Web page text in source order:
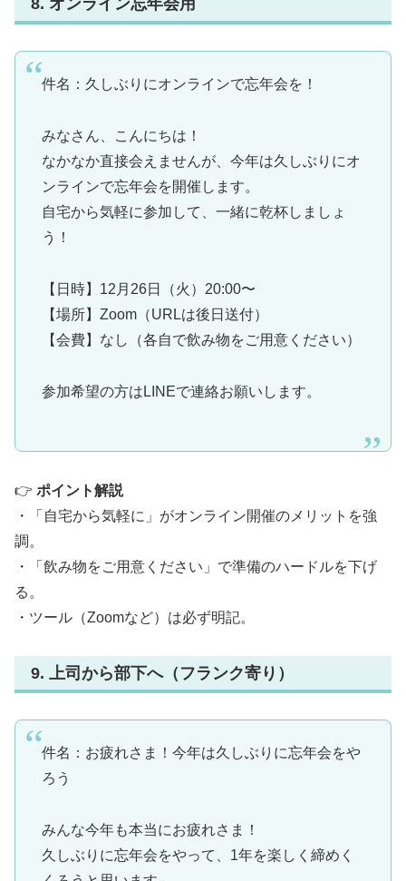
8. オンライン忘年会用
件名：久しぶりにオンラインで忘年会を！
みなさん、こんにちは！
なかなか直接会えませんが、今年は久しぶりにオ
ンラインで忘年会を開催します。
自宅から気軽に参加して、一緒に乾杯しましょ
う！
【日時】12月26日（火）20:00〜
【場所】Zoom（URLは後日送付）
【会費】なし（各自で飲み物をご用意ください）
参加希望の方はLINEで連絡お願いします。
👉 ポイント解説
・「自宅から気軽に」がオンライン開催のメリットを強
調。
・「飲み物をご用意ください」で準備のハードルを下げ
る。
・ツール（Zoomなど）は必ず明記。
9. 上司から部下へ（フランク寄り）
件名：お疲れさま！今年は久しぶりに忘年会をや
ろう
みんな今年も本当にお疲れさま！
久しぶりに忘年会をやって、1年を楽しく締めく